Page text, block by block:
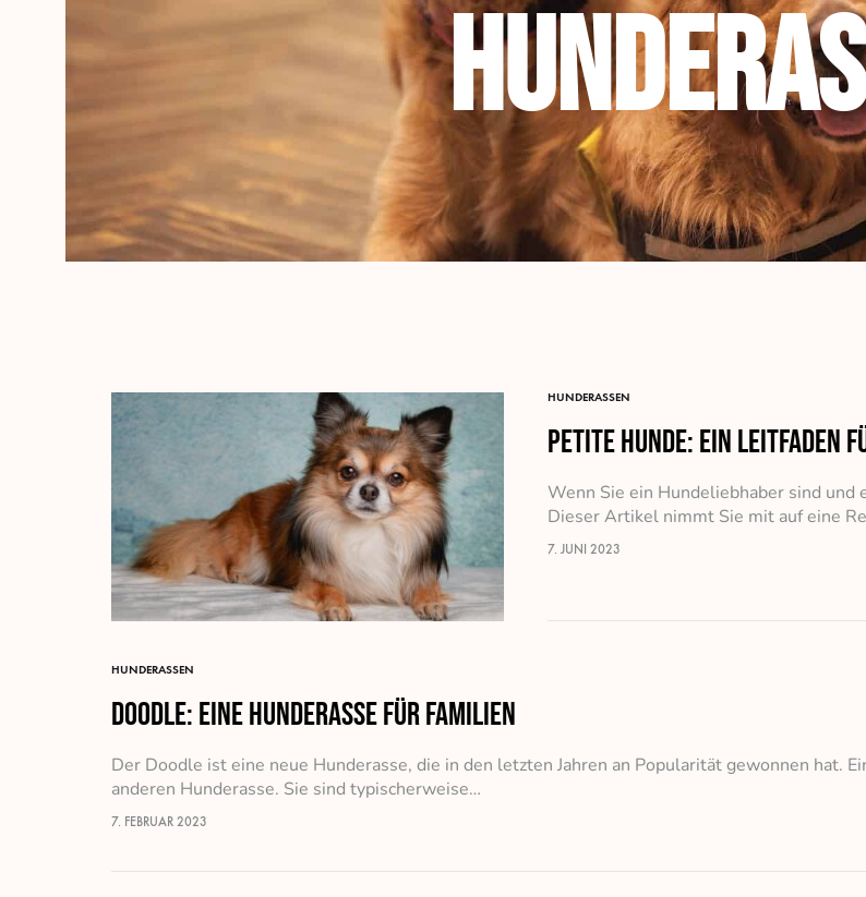
HUNDERASSEN
Petite Hunde: Ein Leitfaden
Wenn Sie ein Hundeliebhaber sind und
Dieser Artikel nimmt Sie mit auf eine
7. JUNI 2023
HUNDERASSEN
Doodle: eine Hunderasse für Familien
Der Doodle ist eine neue Hunderasse, die in den letzten Jahren an Popularität gewonnen hat.
anderen Hunderasse. Sie sind typischerweise…
7. FEBRUAR 2023